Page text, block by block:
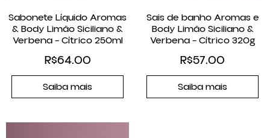
Sabonete Líquido Aromas
& Body Limão Siciliano &
Verbena – Cítrico 250ml
R$64.00
Saiba mais
Sais de banho Aromas e
Body Limão Siciliano &
Verbena – Cítrico 320g
R$57.00
Saiba mais